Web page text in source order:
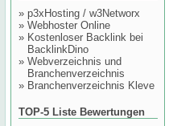
» p3xHosting / w3Networx
» Webhoster Online
» Kostenloser Backlink bei
BacklinkDino
» Webverzeichnis und
Branchenverzeichnis
» Branchenverzeichnis Kleve
TOP-5 Liste Bewertungen